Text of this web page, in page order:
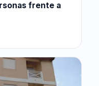
frente a